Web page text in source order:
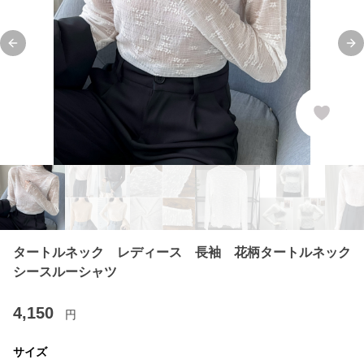
Previous slide
タートルネック レディース 長袖 花柄タートルネック
シースルーシャツ
4,150 円
サイズ